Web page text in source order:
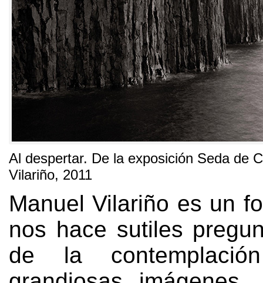
Al despertar. De la exposición Seda de
Vilariño, 2011
Manuel Vilariño es un
nos hace sutiles
de la